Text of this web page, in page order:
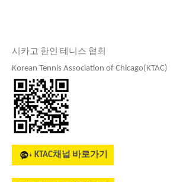
시카고 한인 테니스 협회
Korean Tennis Association of Chicago(KTAC)
KTAC채널 바로가기